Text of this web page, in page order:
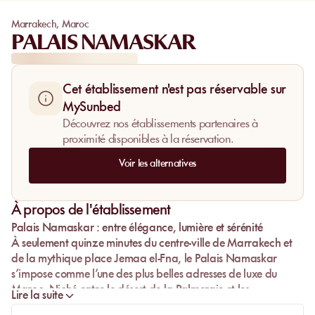
Marrakech, Maroc
PALAIS NAMASKAR
Cet établissement n'est pas réservable sur
MySunbed
Découvrez nos établissements partenaires à
proximité disponibles à la réservation.
Voir les alternatives
À propos de l'établissement
Palais Namaskar : entre élégance, lumière et sérénité
À seulement quinze minutes ducentre-ville de Marrakech et
de la mythique place Jemaa el-Fna, le Palais Namaskar
s’impose comme l’une des plus belles adresses de luxe du
Maroc. Niché entre le désert de la Palmeraie et les
montagnes de l’Atlas, cet hôtel cinq étoiles conjugue
Lire la suite